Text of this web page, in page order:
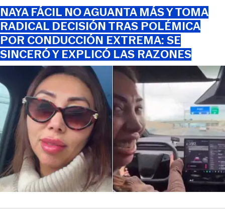
NAYA FÁCIL NO AGUANTA MÁS Y TOMA
RADICAL DECISIÓN TRAS POLÉMICA
POR CONDUCCIÓN EXTREMA: SE
SINCERÓ Y EXPLICÓ LAS RAZONES